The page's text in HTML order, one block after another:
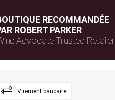
RECOMMANDÉE
ROBERT PARKER
Advocate Trusted Retailer
Virement bancaire